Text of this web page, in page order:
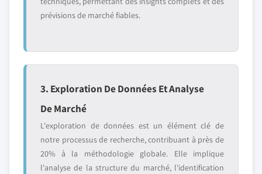
prévisions de marché fiables.
3. Exploration De Données Et Analyse
De Marché
L'exploration de données est un élément clé de
notre processus de recherche, contribuant à près de
20% à la méthodologie globale. Elle implique
l'analyse de la structure du marché, l'identification